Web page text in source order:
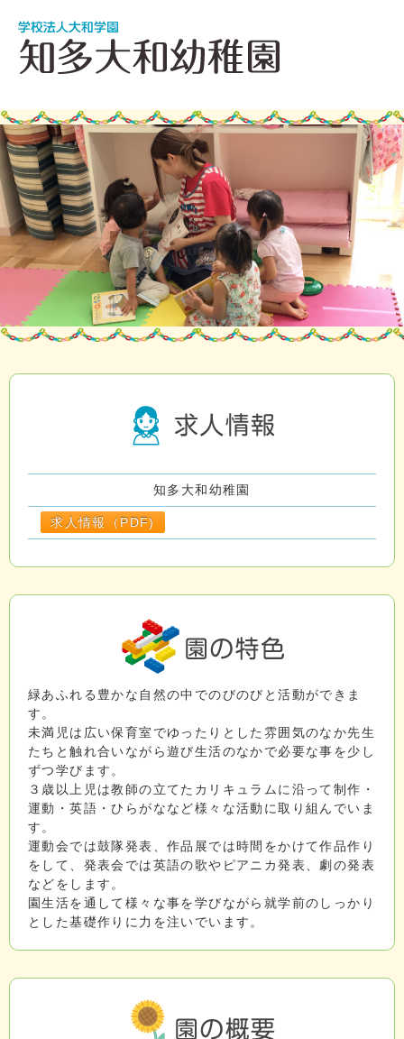
知多大和幼稚園
求人情報（PDF)
緑あふれる豊かな自然の中でのびのびと活動ができま
す。
未満児は広い保育室でゆったりとした雰囲気のなか先生
たちと触れ合いながら遊び生活のなかで必要な事を少し
ずつ学びます。
３歳以上児は教師の立てたカリキュラムに沿って制作・
運動・英語・ひらがななど様々な活動に取り組んでいま
す。
運動会では鼓隊発表、作品展では時間をかけて作品作り
をして、発表会では英語の歌やピアニカ発表、劇の発表
などをします。
園生活を通して様々な事を学びながら就学前のしっかり
とした基礎作りに力を注いでいます。